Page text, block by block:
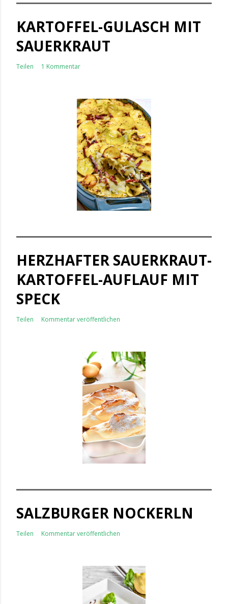
KARTOFFEL-GULASCH MIT
SAUERKRAUT
Teilen 1 Kommentar
HERZHAFTER SAUERKRAUT-
KARTOFFEL-AUFLAUF MIT
SPECK
Teilen Kommentar veröffentlichen
SALZBURGER NOCKERLN
Teilen Kommentar veröffentlichen